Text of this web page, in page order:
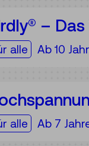
–
die Zielgruppe:
alle Ab 10
die Zielgruppe:
alle Ab 7